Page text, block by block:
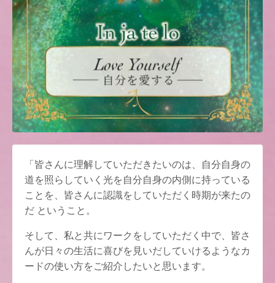
「皆さんに理解していただきたいのは、自分自身の
道を照らしていく光を自分自身の内側に持っている
ことを、皆さんに認識をしていただく時期が来たの
だ ということ。
そして、私と共にワークをしていただく中で、皆さ
んが日々の生活に喜びを見いだしていけるようなカ
ードの使い方をご紹介したいと思います。